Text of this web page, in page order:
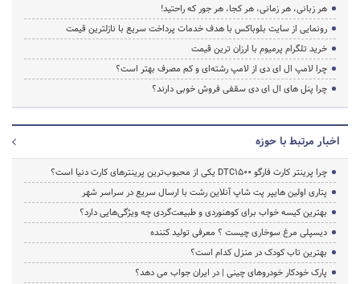
هر زبانی، هر زمانی، هر کجا، هر جور که راحتید!
رونمایی از سایت بلوباکس با هدف خدمات پرداخت سریع با نازلترین قیمت
خرید تلگرام پرمیوم با ارزان ترین قیمت
چرا لامپ ال ای دی از لامپ رشته‌ای و کم مصرف بهتر است؟
چرا پنل های ال ای دی سقفی فروش خوبی دارند؟
اخبار مرتبط با حوزه
چرا پرینتر کارت فارگو DTC1500 یکی از محبوب‌ترین پرینترهای کارت دنیا است؟
پتاری اولین هایپر پت شاپ آنلاین رشت با ارسال سریع در سراسر شهر
بهترین کیسه خواب برای کوهنوردی و طبیعت‌گردی چه ویژگی‌هایی دارد؟
دیسپلی مرغ سوخاری چیست ؟ معرفی تولید کننده
بهترین تاب کودک در منزل کدام است؟
پارک خودکار خودروهای چینی | در ایران جواب می دهد؟